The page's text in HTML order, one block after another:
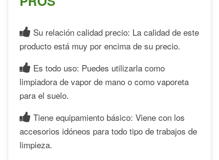
Su relación calidad precio: La calidad de este
producto está muy por encima de su precio.
Es todo uso: Puedes utilizarla como
limpiadora de vapor de mano o como vaporeta
para el suelo.
Tiene equipamiento básico: Viene con los
accesorios idóneos para todo tipo de trabajos de
limpieza.